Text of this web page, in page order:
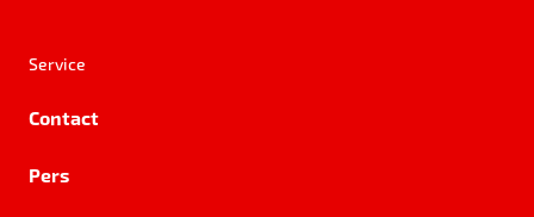
Service
Contact
Pers